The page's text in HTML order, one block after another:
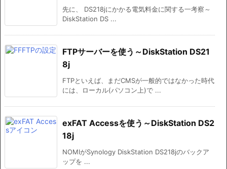
先に、 DS218jにかかる電気料金に関する一考察～
DiskStation DS ...
FTPサーバーを使う～DiskStation DS21
8j
FTPといえば、まだCMSが一般的ではなかった時代
には、ローカル(パソコン上)で ...
exFAT Accessを使う～DiskStation DS2
18j
NOMIがSynology DiskStation DS218jのバックア
ップを ...